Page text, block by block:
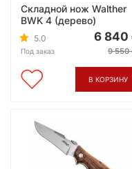
Складной нож Walther
BWK 4 (дерево)
5.0
Под заказ
6 840
9 550
В КОРЗИНУ